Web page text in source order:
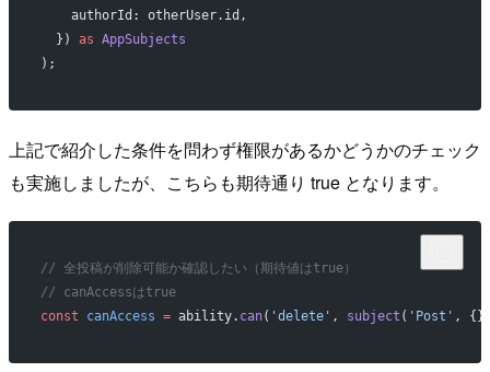
    authorId: otherUser.id,
  })
as AppSubjects
);
上記で紹介した条件を問わず権限があるかどうかのチェック
も実施しましたが、こちらも期待通り true となります。
// 全投稿が削除可能か確認したい（期待値はtrue）
// canAccessはtrue
const canAccess = ability. can( 'delete' , subject ( 'Post' ,